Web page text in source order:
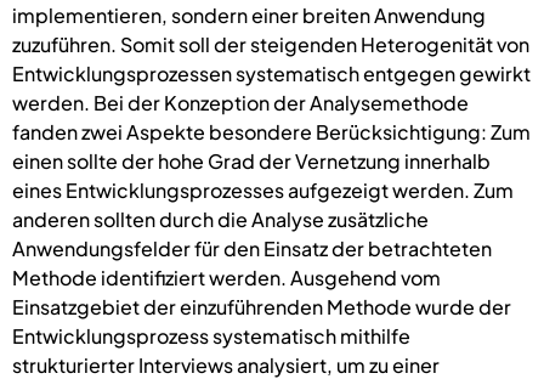
implementieren, sondern einer breiten Anwendung
zuzuführen. Somit soll der steigenden Heterogenität von
Entwicklungsprozessen systematisch entgegen gewirkt
werden. Bei der Konzeption der Analysemethode
fanden zwei Aspekte besondere Berücksichtigung: Zum
einen sollte der hohe Grad der Vernetzung innerhalb
eines Entwicklungsprozesses aufgezeigt werden. Zum
anderen sollten durch die Analyse zusätzliche
Anwendungsfelder für den Einsatz der betrachteten
Methode identifiziert werden. Ausgehend vom
Einsatzgebiet der einzuführenden Methode wurde der
Entwicklungsprozess systematisch mithilfe
strukturierter Interviews analysiert, um zu einer